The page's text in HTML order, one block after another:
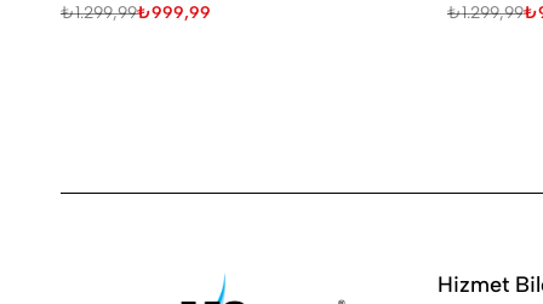
₺1.299,99₺999,99 ₺1.299,99₺
Hizmet